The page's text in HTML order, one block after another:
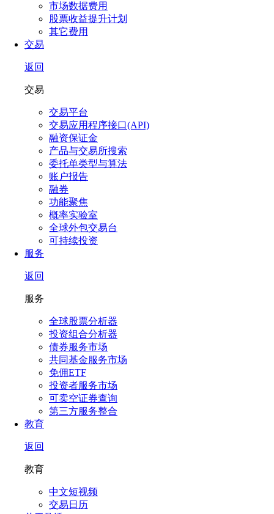
市场数据费用
股票收益提升计划
其它费用
交易
返回
交易
交易平台
交易应用程序接口(API)
融资保证金
产品与交易所搜索
委托单类型与算法
账户报告
融券
功能聚焦
概率实验室
全球外包交易台
可持续投资
服务
返回
服务
全球股票分析器
投资组合分析器
债券服务市场
共同基金服务市场
免佣ETF
投资者服务市场
可卖空证券查询
第三方服务整合
教育
返回
教育
中文短视频
交易日历